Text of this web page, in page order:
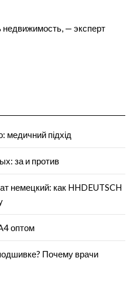
недвижимость, — эксперт
медичний підхід
за и против
немецкий: как HHDEUTSCH
оптом
Почему врачи